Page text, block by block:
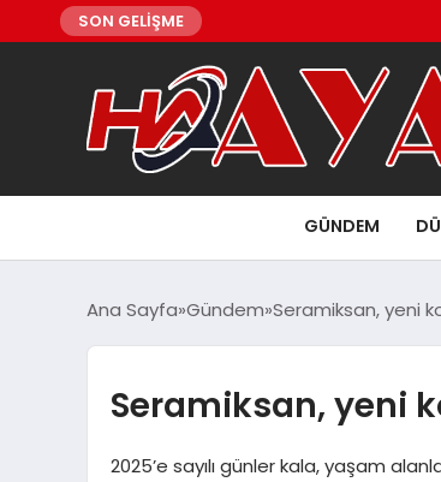
SON GELİŞME
GÜNDEM
Ana Sayfa Gündem Seramiksan, yeni
Seramiksan, yeni
2025’e sayılı günler kala, yaşam